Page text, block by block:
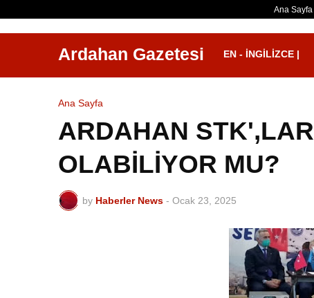
Ana Sayfa
Ardahan Gazetesi EN - İNGILIZCE |
Ana Sayfa
ARDAHAN
OLABİLİYOR MU?
by Haberler News - Ocak 23, 2025